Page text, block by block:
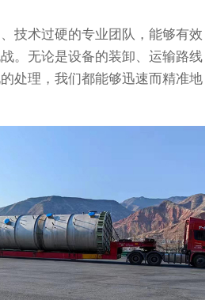
技术过硬的专业团队，能够有效
。无论是设备的装卸、运输路线
处理，我们都能够迅速而精准地